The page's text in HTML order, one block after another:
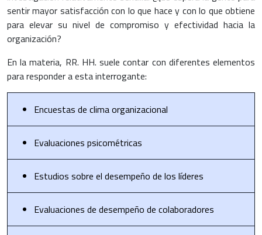
sentir mayor satisfacción con lo que hace y con lo que obtiene
para elevar su nivel de compromiso y efectividad hacia la
organización?
En la materia, RR. HH. suele contar con diferentes elementos
para responder a esta interrogante:
Encuestas de clima organizacional
Evaluaciones psicométricas
Estudios sobre el desempeño de los líderes
Evaluaciones de desempeño de colaboradores